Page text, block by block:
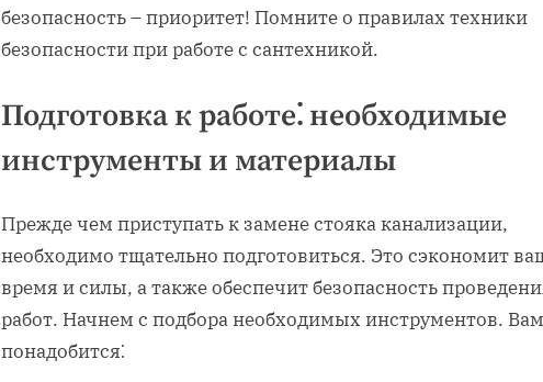
безопасность – приоритет! Помните о правилах техники
безопасности при работе с сантехникой.
Подготовка к работе⁚ необходимые
инструменты и материалы
Прежде чем приступать к замене стояка канализации,
необходимо тщательно подготовиться. Это сэкономит
время и силы, а также обеспечит безопасность
работ. Начнем с подбора необходимых инструментов. Вам
понадобится⁚